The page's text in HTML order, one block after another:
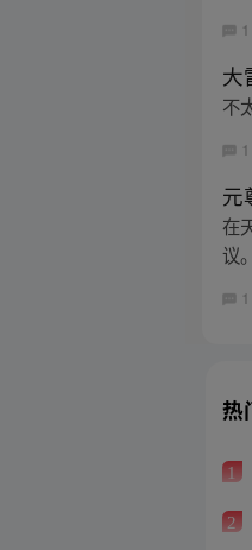
大
不
元
在
议。
热
1
2